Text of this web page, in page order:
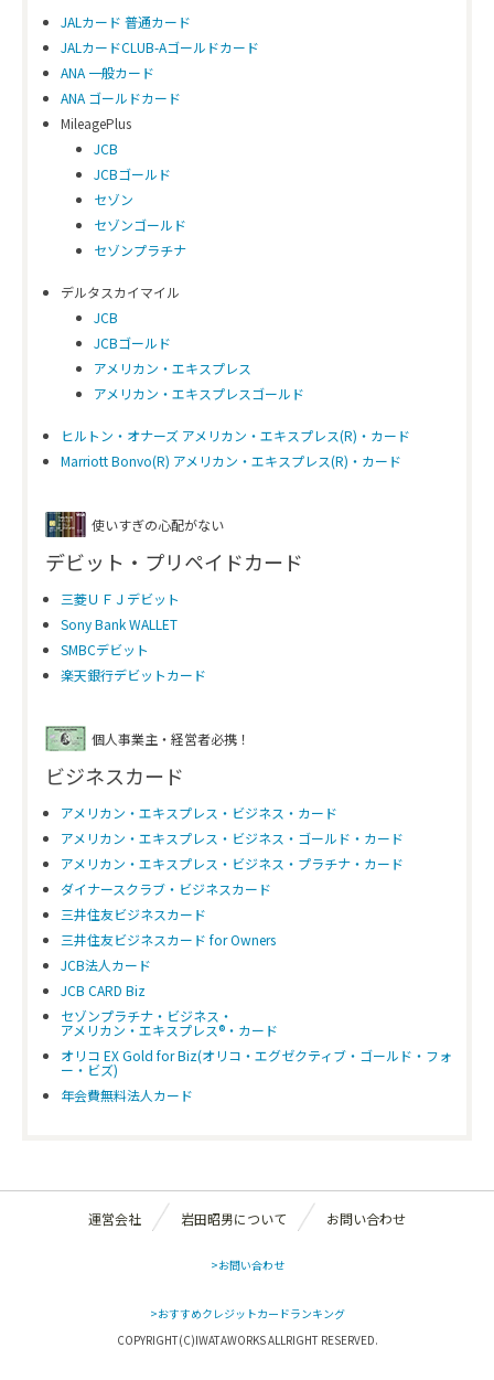
JALカード 普通カード
JALカードCLUB-Aゴールドカード
ANA 一般カード
ANA ゴールドカード
MileagePlus
JCB
JCBゴールド
セゾン
セゾンゴールド
セゾンプラチナ
デルタスカイマイル
JCB
JCBゴールド
アメリカン・エキスプレス
アメリカン・エキスプレスゴールド
ヒルトン・オナーズ アメリカン・エキスプレス(R)・カード
Marriott Bonvo(R) アメリカン・エキスプレス(R)・カード
使いすぎの心配がない
デビット・プリペイドカード
三菱ＵＦＪデビット
Sony Bank WALLET
SMBCデビット
楽天銀行デビットカード
個人事業主・経営者必携！
ビジネスカード
アメリカン・エキスプレス・ビジネス・カード
アメリカン・エキスプレス・ビジネス・ゴールド・カード
アメリカン・エキスプレス・ビジネス・プラチナ・カード
ダイナースクラブ・ビジネスカード
三井住友ビジネスカード
三井住友ビジネスカード for Owners
JCB法人カード
JCB CARD Biz
セゾンプラチナ・ビジネス・
アメリカン・エキスプレス®・カード
オリコ EX Gold for Biz(オリコ・エグゼクティブ・ゴールド・フォ
ー・ビズ)
年会費無料法人カード
運営会社 岩田昭男について お問い合わせ
>お問い合わせ
>おすすめクレジットカードランキング
COPYRIGHT(C)IWATAWORKS ALLRIGHT RESERVED.